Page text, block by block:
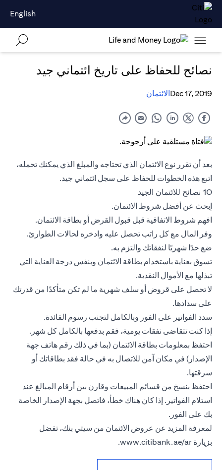
English
نصائح للحفاظ على تاريخ ائتماني جيد
Dec 17, 2019الائتمان
بعد أن تقرر نوع الائتمان الذي تحتاجه والمبلغ الذي يمكنك تحمله،
اتبع هذه الخطوات للحفاظ على سجل ائتماني جيد.
10 نصائح للائتمان الجيد
إبحث عن أفضل شروط الائتمان.
افهم شروط الاتفاقية قبل قبول القرض أو بطاقة الائتمان.
وفر المال مع كل راتب تحصل عليه وادخره لحالات الطوارئ.
ضع حدًا شهريًا لنفقاتك والتزم به.
تسوق بعناية باستخدام بطاقة الائتمان وبنفس درجة العناية التي
تبذلها مع الأموال النقدية.
لا تحصل على قروض أو سلف شهرية ما لم تكن متأكدًا من قدرتك
على سدادها.
سدد الفواتير على الفور وبالكامل لتجنب رسوم الفائدة.
إذا كنت تتقاضى نفقات يومية، فقم بدفعها بالكامل كل شهر.
احتفظ بمعلومات بطاقة الائتمان (بما في ذلك رقم هاتف جهة
الإصدار) في مكان آمن للاتصال به في حالة فقد بطاقاتك أو
سرقتها.
احتفظ بنسخ من قسائم المبيعات وقارن بين أرقام المبالغ عند
استلام الفواتير. إذا كان هناك خطأ، فاتصل بجهة الإصدار الخاصة
بك على الفور.
لمعرفة المزيد عن عروض الائتمان من سيتي بنك، تفضل
بزيارة www.citibank.ae/ar
.